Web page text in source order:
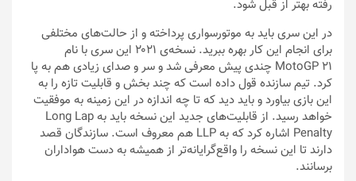
رفته بهتر از قبل شود.
در این سری باید به موتورسواری پرداخته و از حالت‌های مختلفی
برای انجام این کار بهره ببرید. نسخه‌ی ۲۰۲۱ این سری با نام
MotoGP 21 چندی پیش معرفی شد و سر و صدای زیادی هم به پا
کرد. تیم سازنده قول داده است که چند بخش و قابلیت تازه را به
این بازی بیاورد و باید دید که تا چه اندازه در این زمینه به موفقیت
خواهد رسید. از قابلیت‌های جدید این نسخه باید به Long Lap
Penalty اشاره کرد که به LLP هم معروف است. سازندگان قصد
دارند تا این نسخه را واقع‌گرایانه‌تر از همیشه به دست هواداران
برسانند.